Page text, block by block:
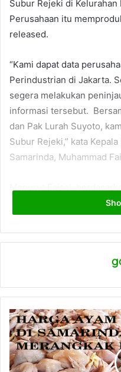
Subur Rejeki di Kelurahan
Perusahaan itu
released.
“Kami dapat data
Perindustrian di Jakarta.
segera melakukan
informasi tersebut.
dan Pak Lurah Suyoto,
Subur Rejeki,” kata
Samarinda, Muhammad
Syamsu Alam, bahwa
pupuk inovasi pola slow
secara pelan-pelan.
justru banyak terjual ke
ke Riau. Saat ini, sudah
60 ton/bulan. Mereka
40 orang. Sudah saatnya
produk Samarinda ini,”